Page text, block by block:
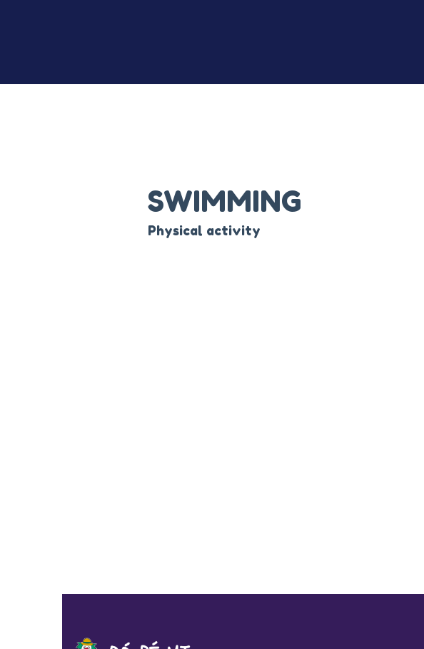
SWIMMING
Physical activity